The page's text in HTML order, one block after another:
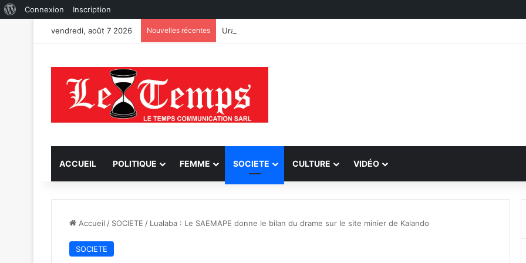
WordPress
Connexion Inscription
vendredi, août 7 2026 Nouvelles récentes
ACCUEIL POLITIQUE FEMME SOCIETE CULTURE VIDÉO
Accueil / SOCIETE / Lualaba : Le SAEMAPE donne le bilan du drame sur le site minier de Kalando
SOCIETE